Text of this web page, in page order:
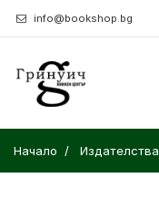
info@bookshop.bg
Начало Издателства